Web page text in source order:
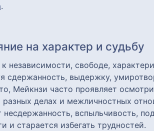
.
на характер и судьбу
независимости, свободе,
сдержанность, выдержку,
Мейкнзи часто проявляет
делах и межличностных
несдержанность, вспыльчивость,
и старается избегать трудностей.